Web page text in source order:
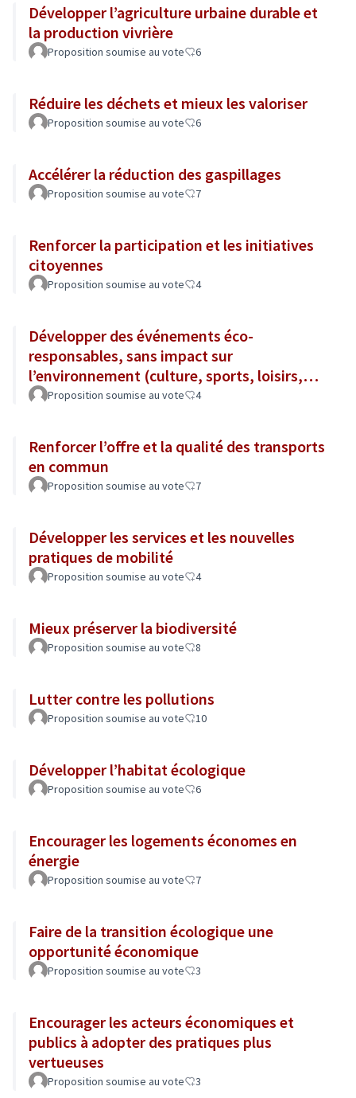
Développer l’agriculture urbaine durable et
la production vivrière
Proposition soumise au vote 6
Réduire les déchets et mieux les valoriser
Proposition soumise au vote 6
Accélérer la réduction des gaspillages
Proposition soumise au vote 7
Renforcer la participation et les initiatives
citoyennes
Proposition soumise au vote 4
Développer des événements éco-
responsables, sans impact sur
l’environnement (culture, sports, loisirs,
tourisme...)
Proposition soumise au vote 4
Renforcer l’offre et la qualité des transports
en commun
Proposition soumise au vote 7
Développer les services et les nouvelles
pratiques de mobilité
Proposition soumise au vote 4
Mieux préserver la biodiversité
Proposition soumise au vote 8
Lutter contre les pollutions
Proposition soumise au vote 10
Développer l’habitat écologique
Proposition soumise au vote 6
Encourager les logements économes en
énergie
Proposition soumise au vote 7
Faire de la transition écologique une
opportunité économique
Proposition soumise au vote 3
Encourager les acteurs économiques et
publics à adopter des pratiques plus
vertueuses
Proposition soumise au vote 3